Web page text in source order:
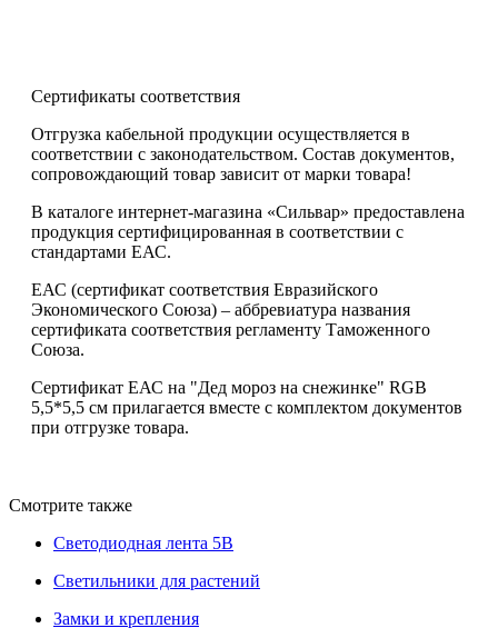
Сертификаты соответствия
Отгрузка кабельной продукции осуществляется в
соответствии с законодательством. Состав документов,
сопровождающий товар зависит от марки товара!
В каталоге интернет-магазина «Сильвар» предоставлена
продукция сертифицированная в соответствии с
стандартами ЕАС.
ЕАС (сертификат соответствия Евразийского
Экономического Союза) – аббревиатура названия
сертификата соответствия регламенту Таможенного
Союза.
Сертификат ЕАС на "Дед мороз на снежинке" RGB
5,5*5,5 см прилагается вместе с комплектом документов
при отгрузке товара.
Смотрите также
Светодиодная лента 5В
Светильники для растений
Замки и крепления